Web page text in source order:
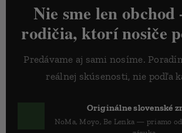
Nie sme len
rodičia, ktorí nosiče
Predávame aj sami nosíme.
reálnej skúsenosti, nie podľa
Originálne slovenské
NoMa, Moyo, Be Lenka — priamo